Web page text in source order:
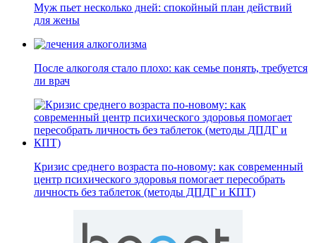
Муж пьет несколько дней: спокойный план действий
для жены
После алкоголя стало плохо: как семье понять, требуется
ли врач
Кризис среднего возраста по-новому: как современный
центр психического здоровья помогает пересобрать
личность без таблеток (методы ДПДГ и КПТ)